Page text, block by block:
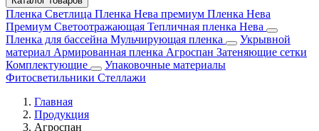
Пленка Светлица Пленка Нева премиум Пленка Нева
Премиум Светоотражающая Тепличная пленка Нева
Пленка для бассейна Мульчирующая пленка
Укрывной
материал Армированная пленка Агроспан Затеняющие сетки
Комплектующие
Упаковочные материалы
Фитосветильники Стеллажи
Главная
Продукция
Агроспан